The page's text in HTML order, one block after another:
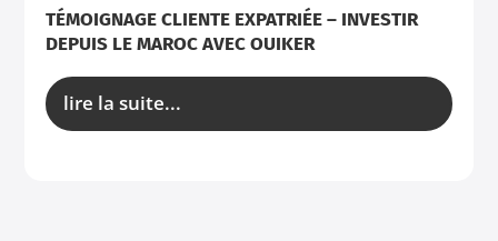
TÉMOIGNAGE CLIENTE EXPATRIÉE – INVESTIR
DEPUIS LE MAROC AVEC OUIKER
lire la suite...